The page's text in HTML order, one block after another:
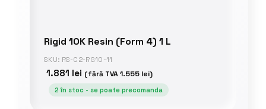
Rigid 10K Resin (Form 4) 1 L
SKU: RS-C2-RG10-11
1.881 lei (fără TVA1.555 lei)
2 în stoc - se poate precomanda